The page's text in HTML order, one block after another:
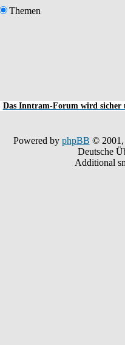
Themen
Das Inntram-Forum wird sicher
Powered by phpBB © 2001,
Deutsche
Additional